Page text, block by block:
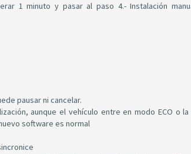
1 minuto y pasar al paso 4.- Instalación
pausar ni cancelar.
aunque el vehículo entre en modo ECO o la
software es normal